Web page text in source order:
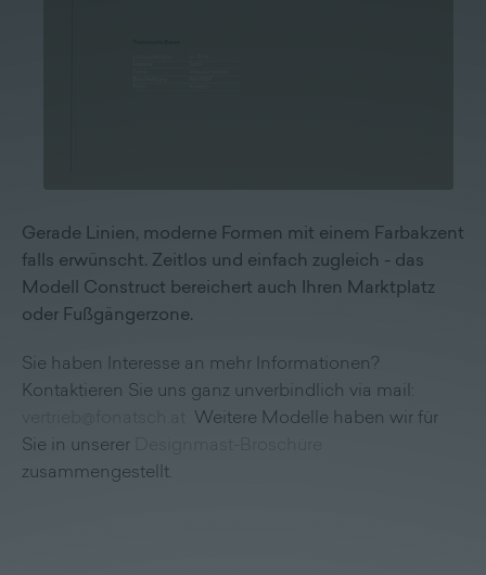
Gerade Linien, moderne Formen mit einem Farbakzent
falls erwünscht. Zeitlos und einfach zugleich - das
Modell Construct bereichert auch Ihren Marktplatz
oder Fußgängerzone.
Sie haben Interesse an mehr Informationen?
Kontaktieren Sie uns ganz unverbindlich via mail:
Weitere Modelle haben wir für
Sie in unserer
zusammengestellt.